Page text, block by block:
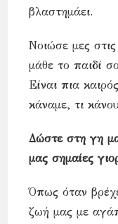
βλαστημάει.
Νοιώσε μες
μάθε το παιδί
Είναι πια
κάναμε, τι
Δώστε στη γη
μας σημαίες
Όπως όταν
ζωή μας με